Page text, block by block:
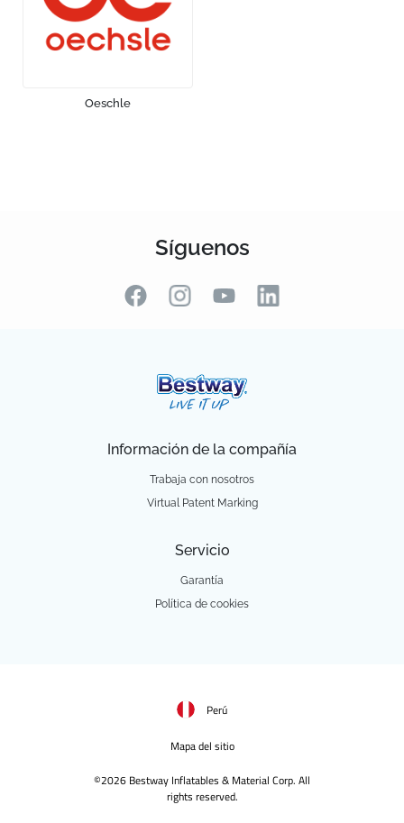
Oeschle
Síguenos
Información de la compañía
Trabaja con nosotros
Virtual Patent Marking
Servicio
Garantía
Política de cookies
Perú
Mapa del sitio
©2026 Bestway Inflatables & Material Corp. All
rights reserved.